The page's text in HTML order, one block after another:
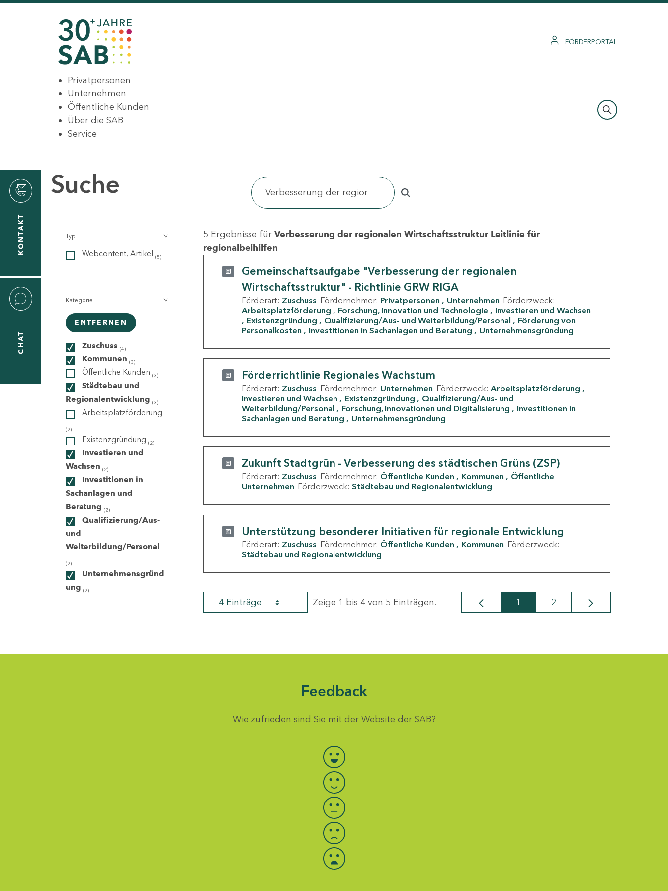
FÖRDERPORTAL
Privatpersonen
Unternehmen
Öffentliche Kunden
Über die SAB
Service
KONTAKT
CHAT
Suche
Typ
Webcontent, Artikel (5)
Kategorie
ENTFERNEN
Zuschuss (4)
Kommunen (3)
Öffentliche Kunden (3)
Städtebau und
Regionalentwicklung (3)
Arbeitsplatzförderung
(2)
Existenzgründung (2)
Investieren und
Wachsen (2)
Investitionen in
Sachanlagen und
Beratung (2)
Qualifizierung/Aus-
und
Weiterbildung/Personal
(2)
Unternehmensgründ
ung (2)
5 Ergebnisse für Verbesserung der regionalen Wirtschaftsstruktur Leitlinie für
regionalbeihilfen
Gemeinschaftsaufgabe "Verbesserung der regionalen
Wirtschaftsstruktur" - Richtlinie GRW RIGA
Förderart: Zuschuss Fördernehmer: Privatpersonen Unternehmen Förderzweck:
Arbeitsplatzförderung
Forschung, Innovation und Technologie
Investieren und Wachsen
Existenzgründung
Qualifizierung/Aus- und Weiterbildung/Personal
Förderung von
Personalkosten
Investitionen in Sachanlagen und Beratung Unternehmensgründung
Förderrichtlinie Regionales Wachstum
Förderart: Zuschuss Fördernehmer: Unternehmen Förderzweck: Arbeitsplatzförderung
Investieren und Wachsen
Existenzgründung
Qualifizierung/Aus- und
Weiterbildung/Personal
Forschung, Innovationen und Digitalisierung
Investitionen in
Sachanlagen und Beratung
Unternehmensgründung
Zukunft Stadtgrün - Verbesserung des städtischen Grüns (ZSP)
Förderart: Zuschuss Fördernehmer: Öffentliche Kunden Kommunen
Öffentliche
Unternehmen Förderzweck: Städtebau und Regionalentwicklung
Unterstützung besonderer Initiativen für regionale Entwicklung
Förderart: Zuschuss Fördernehmer: Öffentliche Kunden Kommunen Förderzweck:
Städtebau und Regionalentwicklung
4 Einträge Zeige 1 bis 4 von 5 Einträgen. Seite
1 Seite
2
Feedback
Wie zufrieden sind Sie mit der Website der SAB?
Bewertung auswählen